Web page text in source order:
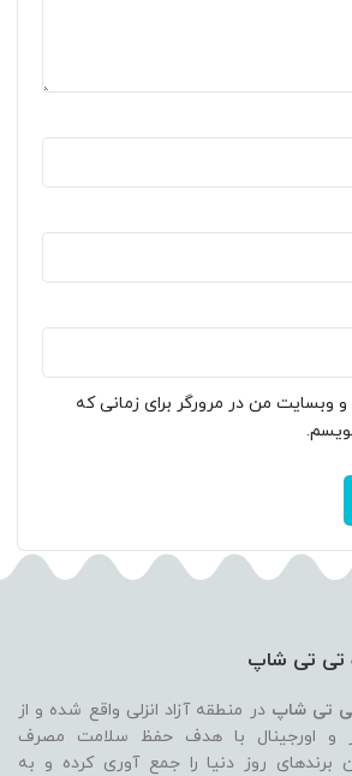
و وبسایت من در مرورگر برای زمانی که
تی تی شاپ
تی شاپ در منطقه آزاد انزلی واقع شده و از
و اورجینال با هدف حفظ سلامت مصرف
برندهای روز دنیا را جمع آوری کرده و به